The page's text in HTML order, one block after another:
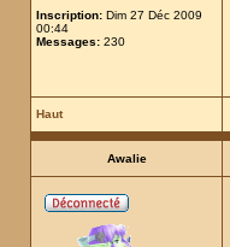
Inscription: Dim 27 Déc 2009
00:44
Messages: 230
Haut
Awalie